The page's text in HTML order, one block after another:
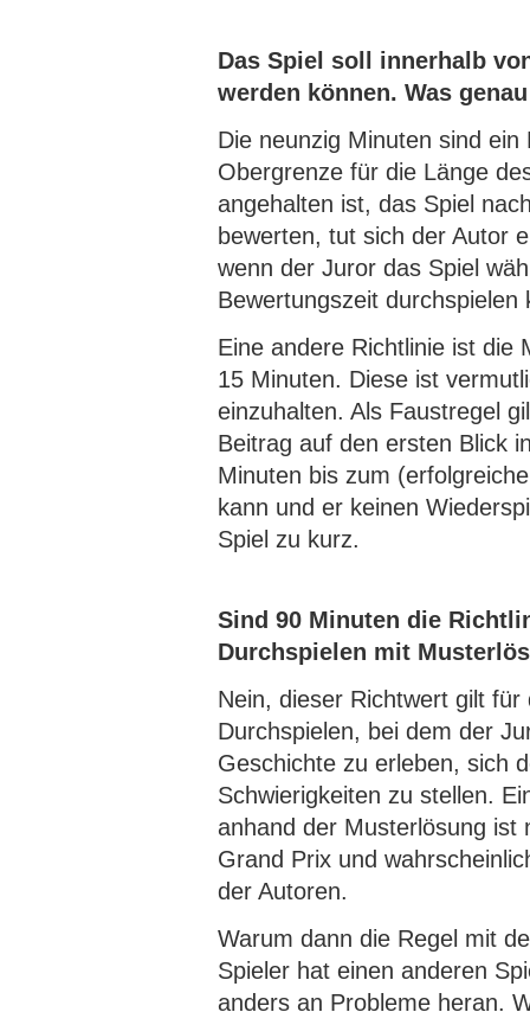
Das Spiel soll innerhalb
werden können. Was
Die neunzig Minuten sind ein
Obergrenze für die Länge
angehalten ist, das Spiel
bewerten, tut sich der Autor
wenn der Juror das Spiel
Bewertungszeit durchspielen
Eine andere Richtlinie ist die
15 Minuten. Diese ist
einzuhalten. Als Faustregel
Beitrag auf den ersten Blick
Minuten bis zum
kann und er keinen
Spiel zu kurz.
Sind 90 Minuten die
Durchspielen mit
Nein, dieser Richtwert gilt für
Durchspielen, bei dem der
Geschichte zu erleben, sich
Schwierigkeiten zu stellen.
anhand der Musterlösung ist
Grand Prix und
der Autoren.
Warum dann die Regel mit
Spieler hat einen anderen
anders an Probleme heran.